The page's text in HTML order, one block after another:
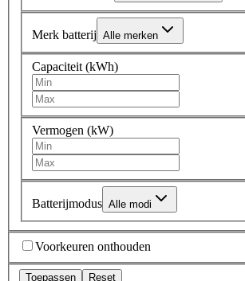
Merk batterij Alle merken
Capaciteit (kWh)
Vermogen (kW)
Batterijmodus Alle modi
Voorkeuren onthouden
Toepassen Reset